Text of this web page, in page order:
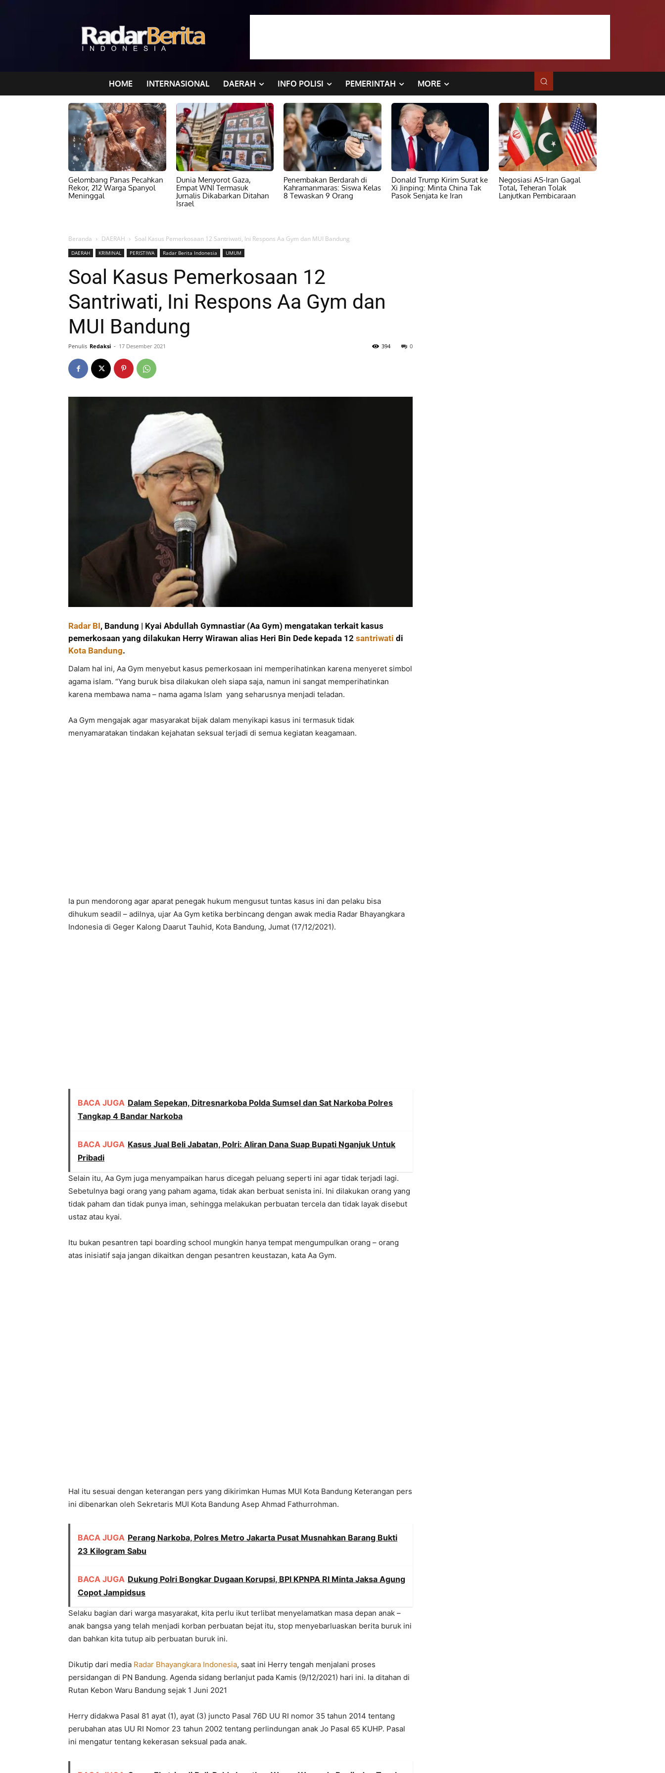
HOME INTERNASIONAL DAERAH INFO POLISI PEMERINTAH MORE
Gelombang Panas Pecahkan
Rekor, 212 Warga Spanyol
Meninggal
Dunia Menyorot Gaza,
Empat WNI Termasuk
Jurnalis Dikabarkan Ditahan
Israel
Penembakan Berdarah di
Kahramanmaras: Siswa Kelas
8 Tewaskan 9 Orang
Donald Trump Kirim Surat ke
Xi Jinping: Minta China Tak
Pasok Senjata ke Iran
Negosiasi AS-Iran Gagal
Total, Teheran Tolak
Lanjutkan Pembicaraan
Beranda DAERAH Soal Kasus Pemerkosaan 12 Santriwati, Ini Respons Aa Gym dan MUI Bandung
DAERAH KRIMINAL PERISTIWA Radar Berita Indonesia UMUM
Soal Kasus Pemerkosaan 12
Santriwati, Ini Respons Aa Gym dan
MUI Bandung
Penulis Redaksi - 17 Desember 2021 0
394
Radar BI, Bandung | Kyai Abdullah Gymnastiar (Aa Gym) mengatakan terkait kasus
pemerkosaan yang dilakukan Herry Wirawan alias Heri Bin Dede kepada 12 santriwati di
Kota Bandung.
Dalam hal ini, Aa Gym menyebut kasus pemerkosaan ini memperihatinkan karena menyeret simbol
agama islam. “Yang buruk bisa dilakukan oleh siapa saja, namun ini sangat memperihatinkan
karena membawa nama – nama agama Islam yang seharusnya menjadi teladan.
Aa Gym mengajak agar masyarakat bijak dalam menyikapi kasus ini termasuk tidak
menyamaratakan tindakan kejahatan seksual terjadi di semua kegiatan keagamaan.
Ia pun mendorong agar aparat penegak hukum mengusut tuntas kasus ini dan pelaku bisa
dihukum seadil – adilnya, ujar Aa Gym ketika berbincang dengan awak media Radar Bhayangkara
Indonesia di Geger Kalong Daarut Tauhid, Kota Bandung, Jumat (17/12/2021).
BACA JUGA Dalam Sepekan, Ditresnarkoba Polda Sumsel dan Sat Narkoba Polres
Tangkap 4 Bandar Narkoba
BACA JUGA Kasus Jual Beli Jabatan, Polri: Aliran Dana Suap Bupati Nganjuk Untuk
Pribadi
Selain itu, Aa Gym juga menyampaikan harus dicegah peluang seperti ini agar tidak terjadi lagi.
Sebetulnya bagi orang yang paham agama, tidak akan berbuat senista ini. Ini dilakukan orang yang
tidak paham dan tidak punya iman, sehingga melakukan perbuatan tercela dan tidak layak disebut
ustaz atau kyai.
Itu bukan pesantren tapi boarding school mungkin hanya tempat mengumpulkan orang – orang
atas inisiatif saja jangan dikaitkan dengan pesantren keustazan, kata Aa Gym.
Hal itu sesuai dengan keterangan pers yang dikirimkan Humas MUI Kota Bandung Keterangan pers
ini dibenarkan oleh Sekretaris MUI Kota Bandung Asep Ahmad Fathurrohman.
BACA JUGA Perang Narkoba, Polres Metro Jakarta Pusat Musnahkan Barang Bukti
23 Kilogram Sabu
BACA JUGA Dukung Polri Bongkar Dugaan Korupsi, BPI KPNPA RI Minta Jaksa Agung
Copot Jampidsus
Selaku bagian dari warga masyarakat, kita perlu ikut terlibat menyelamatkan masa depan anak –
anak bangsa yang telah menjadi korban perbuatan bejat itu, stop menyebarluaskan berita buruk ini
dan bahkan kita tutup aib perbuatan buruk ini.
Dikutip dari media Radar Bhayangkara Indonesia, saat ini Herry tengah menjalani proses
persidangan di PN Bandung. Agenda sidang berlanjut pada Kamis (9/12/2021) hari ini. Ia ditahan di
Rutan Kebon Waru Bandung sejak 1 Juni 2021
Herry didakwa Pasal 81 ayat (1), ayat (3) juncto Pasal 76D UU RI nomor 35 tahun 2014 tentang
perubahan atas UU RI Nomor 23 tahun 2002 tentang perlindungan anak Jo Pasal 65 KUHP. Pasal
ini mengatur tentang kekerasan seksual pada anak.